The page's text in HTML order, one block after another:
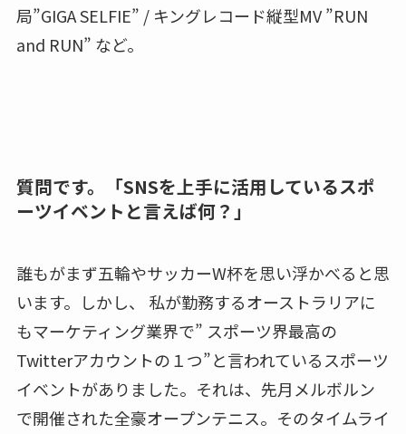
局”GIGA SELFIE” / キングレコード縦型MV ”RUN
and RUN” など。
質問です。「SNSを上手に活用しているスポ
ーツイベントと言えば何？」
誰もがまず五輪やサッカーW杯を思い浮かべると思
います。しかし、 私が勤務するオーストラリアに
もマーケティング業界で” スポーツ界最高の
Twitterアカウントの１つ”と言われているスポーツ
イベントがありました。それは、先月メルボルン
で開催された全豪オープンテニス。そのタイムライ